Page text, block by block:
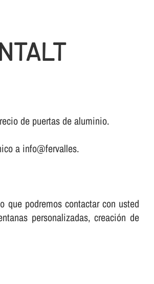
de puertas de aluminio.
a info@fervalles.
que podremos contactar con usted
personalizadas, creación de